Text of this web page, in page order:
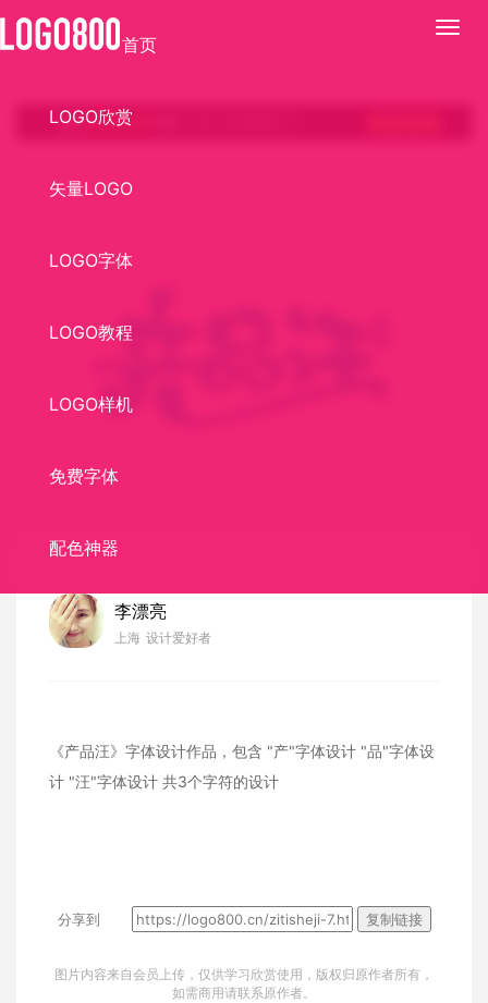
展
首页
LOGO欣赏
矢量LOGO
LOGO字体
LOGO教程
LOGO样机
免费字体
配色神器
李漂亮
上海 设计爱好者
《产品汪》字体设计作品，包含 "产"字体设计 "品"字体设
计 "汪"字体设计 共3个字符的设计
分享到 复制链接
图片内容来自会员上传，仅供学习欣赏使用，版权归原作者所有，
如需商用请联系原作者。